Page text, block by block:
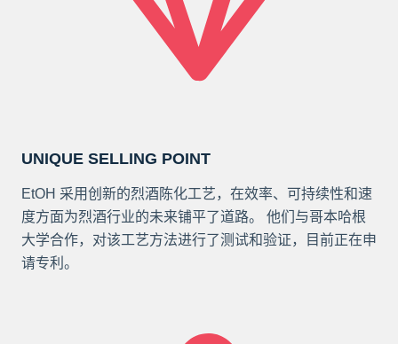
UNIQUE SELLING POINT
EtOH 采用创新的烈酒陈化工艺，在效率、可持续性和速
度方面为烈酒行业的未来铺平了道路。 他们与哥本哈根
大学合作，对该工艺方法进行了测试和验证，目前正在申
请专利。